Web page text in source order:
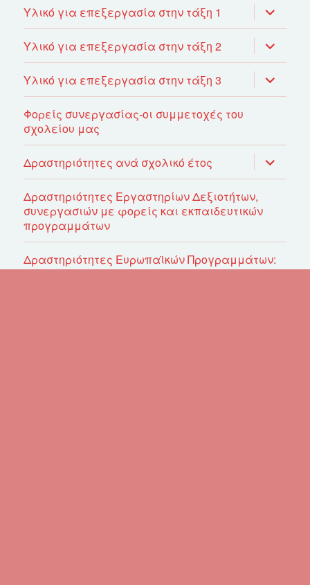
Υλικό για επεξεργασία στην τάξη 1 του
μενού
Υλικό για επεξεργασία στην τάξη 2 του
μενού
Υλικό για επεξεργασία στην τάξη 3 του
μενού
Φορείς συνεργασίας-οι συμμετοχές του
σχολείου μας
Δραστηριότητες ανά σχολικό έτος του
μενού
Δραστηριότητες Εργαστηρίων Δεξιοτήτων,
συνεργασιών με φορείς και εκπαιδευτικών
προγραμμάτων
Δραστηριότητες Ευρωπαϊκών Προγραμμάτων:
E-Twinning/EuropeCodeWeek/Scientix/ΕΝΑ ΣΤΑ